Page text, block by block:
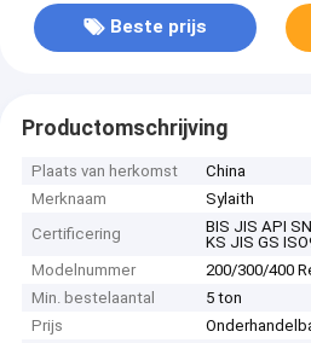
Beste prijs
Productomschrijving
Plaats van herkomst
China
Merknaam
Sylaith
Certificering
BIS JIS API
KS JIS GS
Modelnummer
200/300/400
Min. bestelaantal
5 ton
Prijs